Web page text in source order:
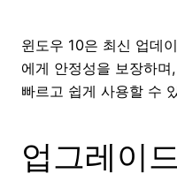
윈도우 10은 최신 업데
에게 안정성을 보장하
빠르고 쉽게 사용할 수
업그레이